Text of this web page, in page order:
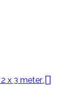
